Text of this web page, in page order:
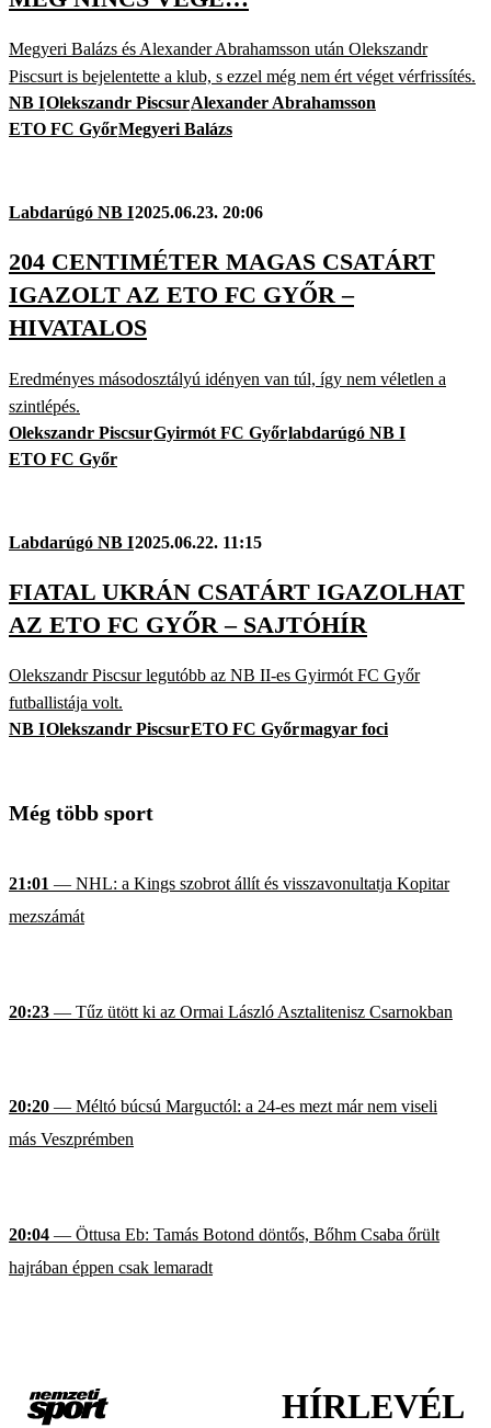
Megyeri Balázs és Alexander Abrahamsson után Olekszandr
Piscsurt is bejelentette a klub, s ezzel még nem ért véget vérfrissítés.
NB IOlekszandr PiscsurAlexander Abrahamsson
ETO FC GyőrMegyeri Balázs
Labdarúgó NB I2025.06.23. 20:06
204 CENTIMÉTER MAGAS CSATÁRT
IGAZOLT AZ ETO FC GYŐR –
HIVATALOS
Eredményes másodosztályú idényen van túl, így nem véletlen a
szintlépés.
Olekszandr PiscsurGyirmót FC Győrlabdarúgó NB I
ETO FC Győr
Labdarúgó NB I2025.06.22. 11:15
FIATAL UKRÁN CSATÁRT IGAZOLHAT
AZ ETO FC GYŐR – SAJTÓHÍR
Olekszandr Piscsur legutóbb az NB II-es Gyirmót FC Győr
futballistája volt.
NB IOlekszandr PiscsurETO FC Győrmagyar foci
Még több sport
21:01 — NHL: a Kings szobrot állít és visszavonultatja Kopitar
mezszámát
20:23 — Tűz ütött ki az Ormai László Asztalitenisz Csarnokban
20:20 — Méltó búcsú Marguctól: a 24-es mezt már nem viseli
más Veszprémben
20:04 — Öttusa Eb: Tamás Botond döntős, Bőhm Csaba őrült
hajrában éppen csak lemaradt
HÍRLEVÉL